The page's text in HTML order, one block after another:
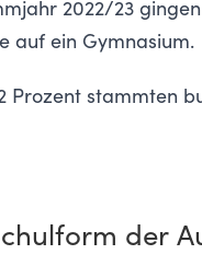
2022/23
auf ein Gymnasium.
Prozent stammten
der